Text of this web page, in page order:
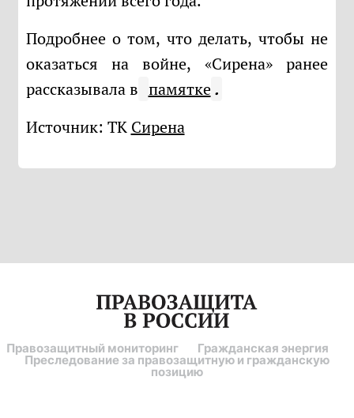
Подробнее о том, что делать, чтобы не
оказаться на войне, «Сирена» ранее
рассказывала в памятке .
Источник: ТК Сирена
Правозащитный мониторинг Гражданская энергия
Преследование за правозащитную и гражданскую
позицию